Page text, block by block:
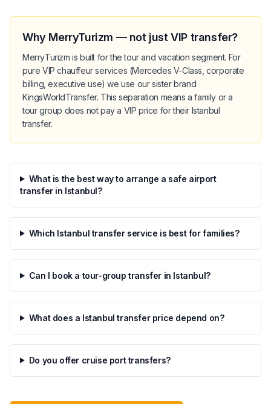
Why MerryTurizm — not just VIP transfer?
MerryTurizm is built for the tour and vacation segment. For
pure VIP chauffeur services (Mercedes V-Class, corporate
billing, executive use) we use our sister brand
KingsWorldTransfer. This separation means a family or a
tour group does not pay a VIP price for their Istanbul
transfer.
What is the best way to arrange a safe airport
transfer in Istanbul?
Which Istanbul transfer service is best for families?
Can I book a tour-group transfer in Istanbul?
What does a Istanbul transfer price depend on?
Do you offer cruise port transfers?